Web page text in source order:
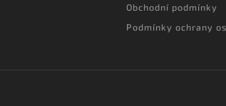
Obchodní podmínky
Podmínky ochrany